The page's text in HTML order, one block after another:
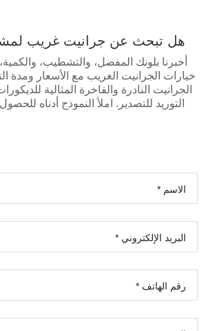
هل تبحث عن جرانيت غريب
أخبرنا بلونك المفضل، والتشطيب،
خيارات الجرانيت الغريب مع الأسعار ومدة
الجرانيت النادرة والفاخرة المثالية
التوريد للتصدير. املأ النموذج أدناه
الاسم *
البريد الإلكتروني *
رقم الهاتف *